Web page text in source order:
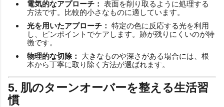
電気的なアプローチ： 表面を削り取るように処理する
方法です。比較的小さなものに適しています。
光を用いたアプローチ： 特定の色に反応する光を利用
し、ピンポイントでケアします。跡が残りにくいのが特
徴です。
物理的な切除：
大きなものや深さがある場合には、根
本から丁寧に取り除く方法が選ばれます。
5. 肌のターンオーバーを整える生活習
慣